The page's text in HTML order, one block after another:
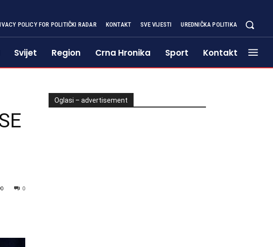
POLICY FOR POLITIČKI RADAR KONTAKT SVE VIJESTI UREDNIČKA POLITIKA
Svijet Region Crna Hronika Sport Kontakt
0
Oglasi – advertisement